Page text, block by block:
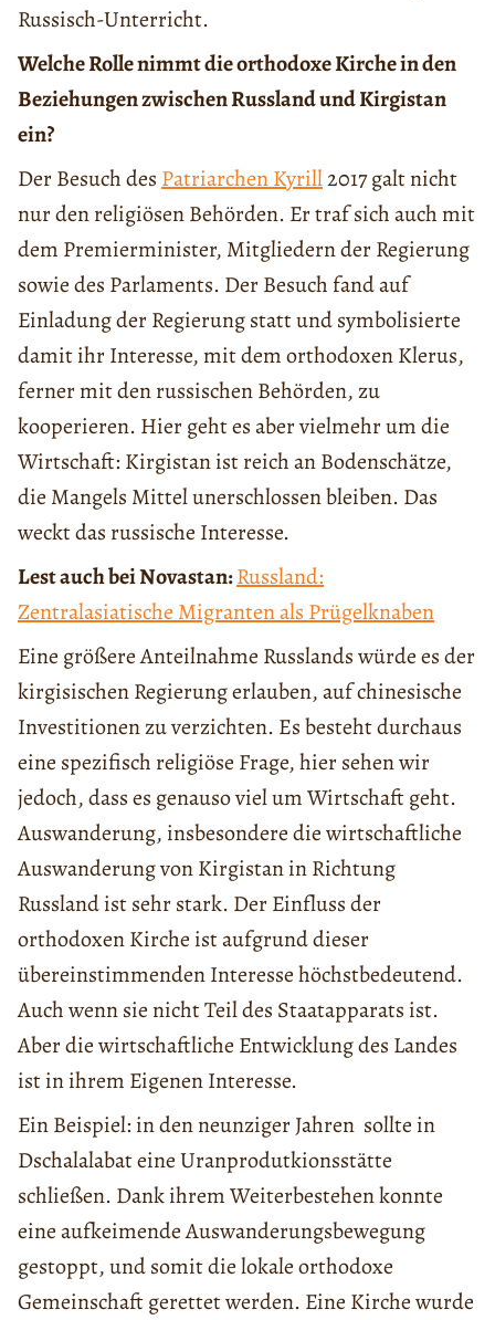
Russisch-Unterricht.
Welche Rolle nimmt die orthodoxe Kirche in den
Beziehungen zwischen Russland und Kirgistan
ein?
Der Besuch des Patriarchen Kyrill2017 galt nicht
nur den religiösen Behörden. Er traf sich auch mit
dem Premierminister, Mitgliedern der Regierung
sowie des Parlaments. Der Besuch fand auf
Einladung der Regierung statt und symbolisierte
damit ihr Interesse, mit dem orthodoxen Klerus,
ferner mit den russischen Behörden, zu
kooperieren. Hier geht es aber vielmehr um die
Wirtschaft: Kirgistan ist reich an Bodenschätze,
die Mangels Mittel unerschlossen bleiben. Das
weckt das russische Interesse.
Lest auch bei Novastan:Russland:
Zentralasiatische Migranten als Prügelknaben
Eine größere Anteilnahme Russlands würde es der
kirgisischen Regierung erlauben, auf chinesische
Investitionen zu verzichten. Es besteht durchaus
eine spezifisch religiöse Frage, hier sehen wir
jedoch, dass es genauso viel um Wirtschaft geht.
Auswanderung, insbesondere die wirtschaftliche
Auswanderung von Kirgistan in Richtung
Russland ist sehr stark. Der Einfluss der
orthodoxen Kirche ist aufgrund dieser
übereinstimmenden Interesse höchstbedeutend.
Auch wenn sie nicht Teil des Staatapparats ist.
Aber die wirtschaftliche Entwicklung des Landes
ist in ihrem Eigenen Interesse.
Ein Beispiel: in den neunziger Jahren sollte in
Dschalalabat eine Uranprodutkionsstätte
schließen. Dank ihrem Weiterbestehen konnte
eine aufkeimende Auswanderungsbewegung
gestoppt, und somit die lokale orthodoxe
Gemeinschaft gerettet werden. Eine Kirche wurde